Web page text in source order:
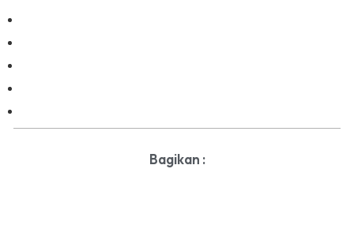
Bagikan :